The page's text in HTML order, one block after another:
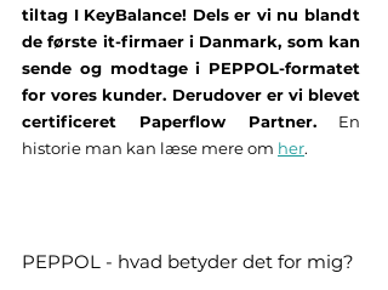
tiltag I KeyBalance! Dels er vi nu blandt
de første it-firmaer i Danmark, som kan
sende og modtage i PEPPOL-formatet
for vores kunder. Derudover er vi blevet
certificeret Paperflow Partner. En
historie man kan læse mere om her.
PEPPOL - hvad betyder det for mig?